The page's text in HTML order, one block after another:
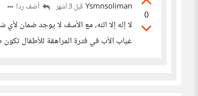
0
Ysmnsoliman قبل 3 أشهر أضف ردا
لا إله إلا الله، مع الأسف لا يوجد ضمان
غياب الأب في فترة المراهقة للأطفال